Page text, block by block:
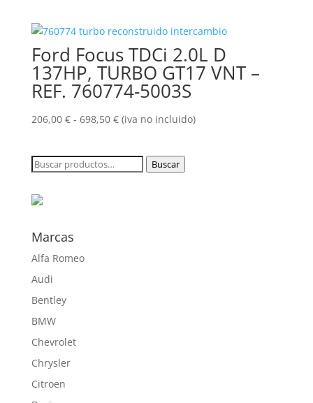
desde
206,00 €
hasta
698,50 €
Ford Focus TDCi 2.0L D
137HP, TURBO GT17 VNT –
REF. 760774-5003S
206,00 € - 698,50 €Rango
(iva no incluido)
Buscar
Buscar
Marcas
Alfa Romeo
Audi
Bentley
BMW
Chevrolet
Chrysler
Citroen